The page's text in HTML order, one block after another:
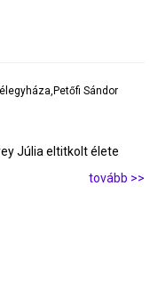
Sándor
Júlia eltitkolt élete
tovább >>